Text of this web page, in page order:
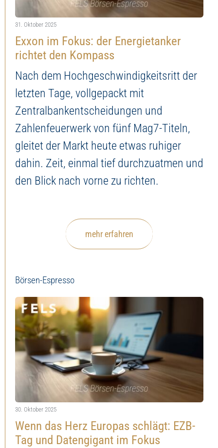
Jetzt Depot eröffnen
Martin Utschneider – Technische Analysen
Robert Halver – Kommentare
Seasonax – Analysen Saisonalitäten
Star-Investoren – Rückblicke
31. Oktober 2025
Exxon im Fokus: der Energietanker
richtet den Kompass
Nach dem Hochgeschwindigkeitsritt der
letzten Tage, vollgepackt mit
Zentralbankentscheidungen und
Zahlenfeuerwerk von fünf Mag7-Titeln,
gleitet der Markt heute etwas ruhiger
dahin. Zeit, einmal tief durchzuatmen und
den Blick nach vorne zu richten.
mehr erfahren
Börsen-Espresso
30. Oktober 2025
Wenn das Herz Europas schlägt: EZB-
Tag und Datengigant im Fokus